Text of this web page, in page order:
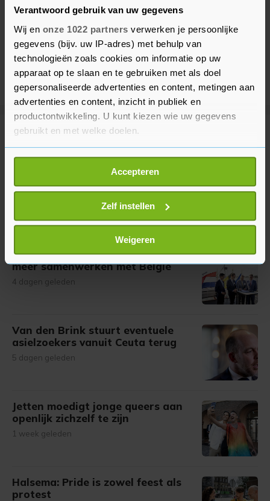
Verantwoord gebruik van uw gegevens
Wij en onze 1022 partners verwerken je persoonlijke
gegevens (bijv. uw IP-adres) met behulp van
technologieën zoals cookies om informatie op uw
apparaat op te slaan en te gebruiken met als doel
gepersonaliseerde advertenties en content, metingen aan
advertenties en content, inzicht in publiek en
productontwikkeling. U kunt kiezen wie uw gegevens
gebruikt en met welke doelen.
Als u het toestaat, willen we ook graag:
Informatie verzamelen over uw geografische
locatie, die tot een paar meter nauwkeurig kan zijn
Uw apparaat identificeren door het actief te
scannen op specifieke eigenschappen (fingerprinting)
Lees meer over hoe uw persoonlijke gegevens worden
verwerkt en stel uw voorkeuren in het
U kunt uw toestemming op elk moment wijzigen of
intrekken in de Cookieverklaring.
onze cookiepagina kun je ons cookiebeleid bekijken en je
gemaakte keuze altijd wijzigen of intrekken.
Accepteren
Zelf instellen
Weigeren
Meer uit Politiek
Paul hield besluit loon
arbeidsmigranten stil tot na
2 dagen geleden
Jetten wil voor stroomproductie
meer samenwerken met België
4 dagen geleden
Van den Brink stuurt eventuele
asielzoekers vanuit Ceuta terug
5 dagen geleden
Jetten moedigt jonge queers aan
openlijk zichzelf te zijn
1 week geleden
Halsema: Pride is zowel feest als
protest